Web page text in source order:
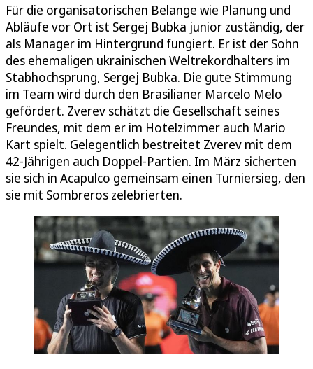
Für die organisatorischen Belange wie Planung und
Abläufe vor Ort ist Sergej Bubka junior zuständig, der
als Manager im Hintergrund fungiert. Er ist der Sohn
des ehemaligen ukrainischen Weltrekordhalters im
Stabhochsprung, Sergej Bubka. Die gute Stimmung
im Team wird durch den Brasilianer Marcelo Melo
gefördert. Zverev schätzt die Gesellschaft seines
Freundes, mit dem er im Hotelzimmer auch Mario
Kart spielt. Gelegentlich bestreitet Zverev mit dem
42-Jährigen auch Doppel-Partien. Im März sicherten
sie sich in Acapulco gemeinsam einen Turniersieg, den
sie mit Sombreros zelebrierten.